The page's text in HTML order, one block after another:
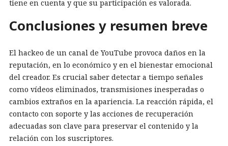
tiene en cuenta y que su participación es valorada.
Conclusiones y resumen breve
El hackeo de un canal de YouTube provoca daños en la
reputación, en lo económico y en el bienestar emocional
del creador. Es crucial saber detectar a tiempo señales
como vídeos eliminados, transmisiones inesperadas o
cambios extraños en la apariencia. La reacción rápida, el
contacto con soporte y las acciones de recuperación
adecuadas son clave para preservar el contenido y la
relación con los suscriptores.